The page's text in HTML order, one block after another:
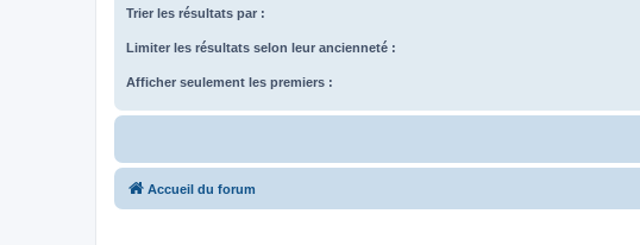
Trier les résultats par :
Limiter les résultats selon leur ancienneté :
Afficher seulement les premiers :
Accueil du forum